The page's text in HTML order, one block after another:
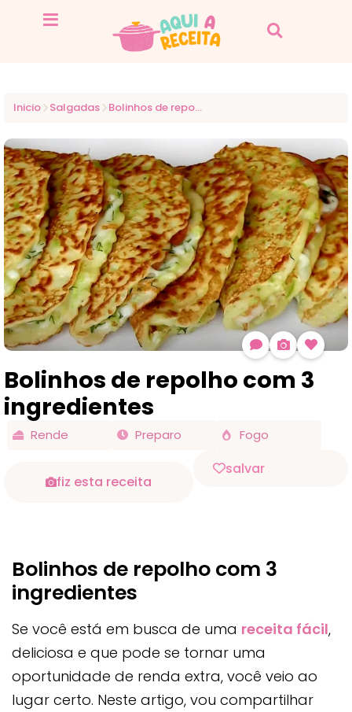
Inicio Salgadas Bolinhos de repolho com 3 ingredientes
Bolinhos de repolho com 3
ingredientes
Rende Preparo Fogo
fiz esta receita
salvar
Bolinhos de repolho com 3
ingredientes
Se você está em busca de uma receita fácil,
deliciosa e que pode se tornar uma
oportunidade de renda extra, você veio ao
lugar certo. Neste artigo, vou compartilhar